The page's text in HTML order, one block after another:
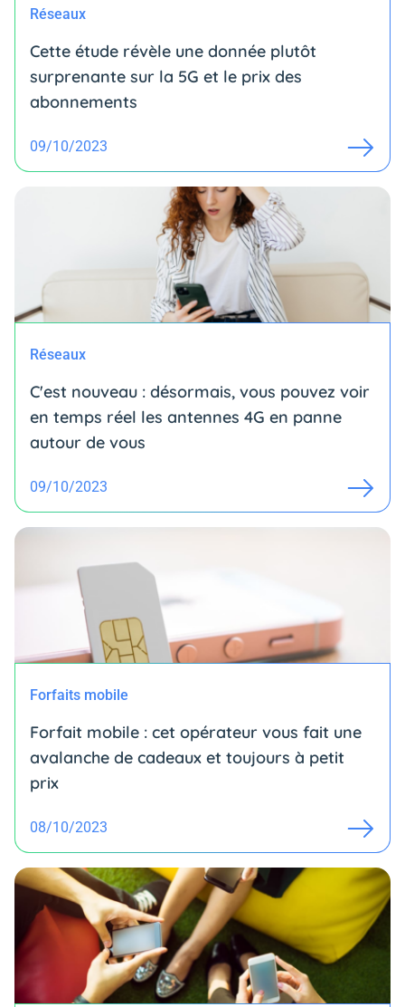
Réseaux
Cette étude révèle une donnée plutôt
surprenante sur la 5G et le prix des
abonnements
09/10/2023
Réseaux
C'est nouveau : désormais, vous pouvez voir
en temps réel les antennes 4G en panne
autour de vous
09/10/2023
Forfaits mobile
Forfait mobile : cet opérateur vous fait une
avalanche de cadeaux et toujours à petit
prix
08/10/2023